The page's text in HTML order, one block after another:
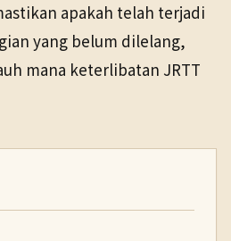
apakah telah terjadi
yang belum dilelang,
mana keterlibatan JRTT